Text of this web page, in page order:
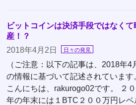
ビットコインは決済手段ではなくて
産！？
2018年4月2日
日々の発見
（ご注意：以下の記事は、2018年4
の情報に基づいて記述されています
こんにちは、rakurogo02です。 ２０
年の年末には１BTC２００万円レベ